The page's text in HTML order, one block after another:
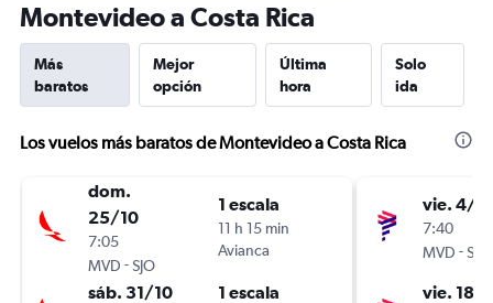
Montevideo a Costa Rica
Más
baratos
Mejor
opción
Última
hora
Solo
ida
Los vuelos más baratos de Montevideo a Costa Rica
dom.
25/10
7:05
MVD -SJO
1 escala
11 h 15 min
Avianca
sáb. 31/10 1 escala
vie. 4/9
7:40
MVD -SJO
vie. 18/